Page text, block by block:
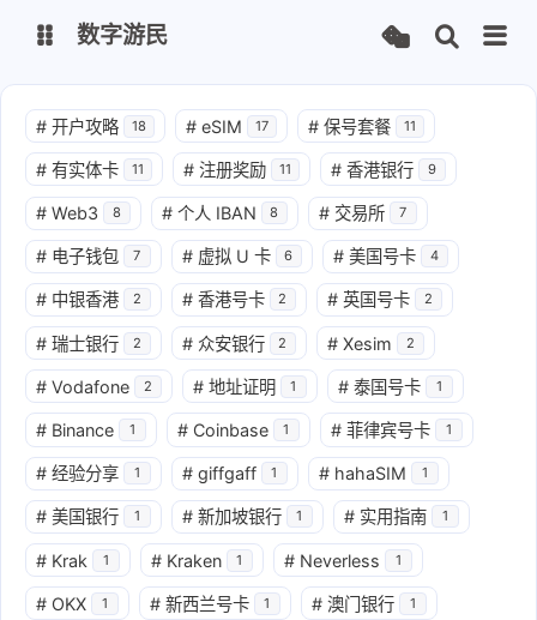
数字游民
导航
数字游民
# 开户攻略 18 # eSIM 17 # 保号套餐 11
# 有实体卡 11 # 注册奖励 11 # 香港银行 9
# Web3 8 # 个人 IBAN 8 # 交易所 7
# 电子钱包 7 # 虚拟 U 卡 6 # 美国号卡 4
# 中银香港 2 # 香港号卡 2 # 英国号卡 2
# 瑞士银行 2 # 众安银行 2 # Xesim 2
# Vodafone 2 # 地址证明 1 # 泰国号卡 1
# Binance 1 # Coinbase 1 # 菲律宾号卡 1
# 经验分享 1 # giffgaff 1 # hahaSIM 1
# 美国银行 1 # 新加坡银行 1 # 实用指南 1
# Krak 1 # Kraken 1 # Neverless 1
# OKX 1 # 新西兰号卡 1 # 澳门银行 1